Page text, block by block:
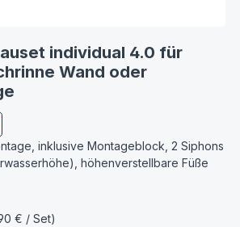
individual 4.0 für
Wand oder
inklusive Montageblock, 2 Siphons
höhenverstellbare Füße
€ / Set)